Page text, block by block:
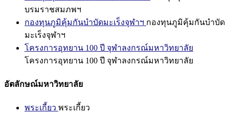
บรมราชสมภพฯ
กองทุนภูมิคุ้มกันบำบัดมะเร็งจุฬาฯ กองทุนภูมิคุ้มกันบำบัด
มะเร็งจุฬาฯ
โครงการอุทยาน 100 ปี จุฬาลงกรณ์มหาวิทยาลัย
โครงการอุทยาน 100 ปี จุฬาลงกรณ์มหาวิทยาลัย
อัตลักษณ์มหาวิทยาลัย
พระเกี้ยว พระเกี้ยว